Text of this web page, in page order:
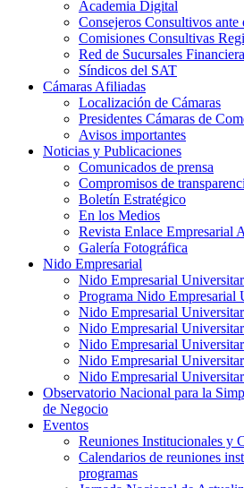
Academia Digital
Consejeros Consultivos ante
Comisiones Consultivas
Red de Sucursales
Síndicos del SAT
Cámaras Afiliadas
Localización de Cámaras
Presidentes Cámaras de
Avisos importantes
Noticias y Publicaciones
Comunicados de prensa
Compromisos de
Boletín Estratégico
En los Medios
Revista Enlace Empresarial
Galería Fotográfica
Nido Empresarial
Nido Empresarial
Programa Nido Empresarial
Nido Empresarial
Nido Empresarial
Nido Empresarial
Nido Empresarial
Nido Empresarial
Observatorio Nacional para la
de Negocio
Eventos
Reuniones Institucionales y
Calendarios de reuniones
programas